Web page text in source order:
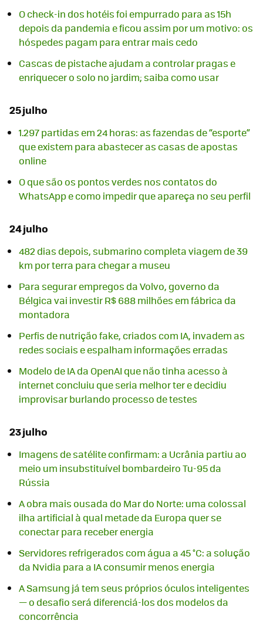
O check-in dos hotéis foi empurrado para as 15h
depois da pandemia e ficou assim por um motivo: os
hóspedes pagam para entrar mais cedo
Cascas de pistache ajudam a controlar pragas e
enriquecer o solo no jardim; saiba como usar
25 julho
1.297 partidas em 24 horas: as fazendas de “esporte”
que existem para abastecer as casas de apostas
online
O que são os pontos verdes nos contatos do
WhatsApp e como impedir que apareça no seu perfil
24 julho
482 dias depois, submarino completa viagem de 39
km por terra para chegar a museu
Para segurar empregos da Volvo, governo da
Bélgica vai investir R$ 688 milhões em fábrica da
montadora
Perfis de nutrição fake, criados com IA, invadem as
redes sociais e espalham informações erradas
Modelo de IA da OpenAI que não tinha acesso à
internet concluiu que seria melhor ter e decidiu
improvisar burlando processo de testes
23 julho
Imagens de satélite confirmam: a Ucrânia partiu ao
meio um insubstituível bombardeiro Tu-95 da
Rússia
A obra mais ousada do Mar do Norte: uma colossal
ilha artificial à qual metade da Europa quer se
conectar para receber energia
Servidores refrigerados com água a 45 °C: a solução
da Nvidia para a IA consumir menos energia
A Samsung já tem seus próprios óculos inteligentes
— o desafio será diferenciá-los dos modelos da
concorrência